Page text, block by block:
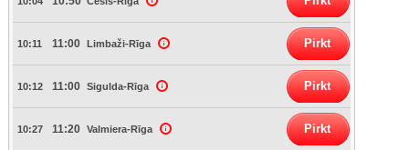
10:11 11:00 Limbaži-Rīga Pirkt
10:12 11:00 Sigulda-Rīga Pirkt
10:27 11:20 Valmiera-Rīga Pirkt